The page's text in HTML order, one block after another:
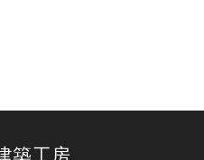
築工房